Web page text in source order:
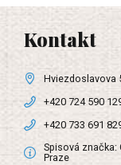
Kontakt
Hviezdoslavova
+420 724 590
+420 733 691
Spisová značka:
Praze